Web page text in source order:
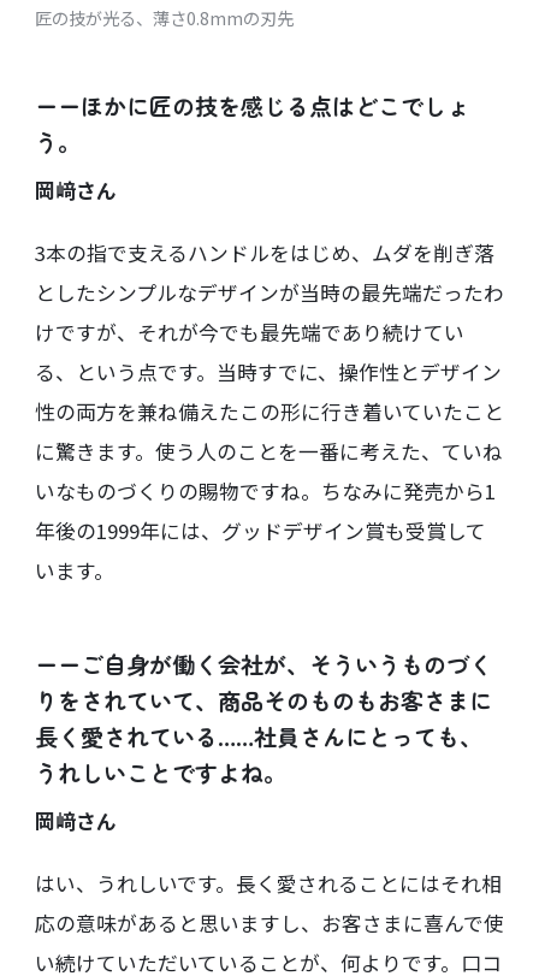
匠の技が光る、薄さ0.8mmの刃先
ーーほかに匠の技を感じる点はどこでしょ
う。
岡﨑さん
3本の指で支えるハンドルをはじめ、ムダを削ぎ落
としたシンプルなデザインが当時の最先端だったわ
けですが、それが今でも最先端であり続けてい
る、という点です。当時すでに、操作性とデザイン
性の両方を兼ね備えたこの形に行き着いていたこと
に驚きます。使う人のことを一番に考えた、ていね
いなものづくりの賜物ですね。ちなみに発売から1
年後の1999年には、グッドデザイン賞も受賞して
います。
ーーご自身が働く会社が、そういうものづく
りをされていて、商品そのものもお客さまに
長く愛されている……社員さんにとっても、
うれしいことですよね。
岡﨑さん
はい、うれしいです。長く愛されることにはそれ相
応の意味があると思いますし、お客さまに喜んで使
い続けていただいていることが、何よりです。口コ